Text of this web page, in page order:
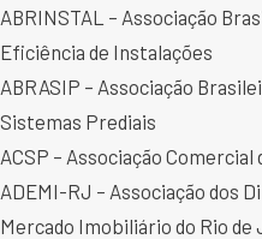
ABRINSTAL – Associação
Eficiência de Instalações
ABRASIP – Associação
Sistemas Prediais
ACSP – Associação Comercial
ADEMI-RJ – Associação dos
Mercado Imobiliário do Rio de